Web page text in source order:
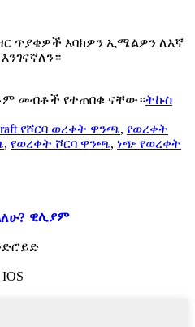
ጥያቄዎች እባክዎን ኢሜልዎን ለእኛ
መብቶች የተጠበቁ ናቸው።ትኩስ
የሾርባ ወረቀት ዋንጫ, የወረቀት
, የወረቀት ሾርባ ዋንጫ, ነጭ የወረቀት
ዊሊያም
IOS